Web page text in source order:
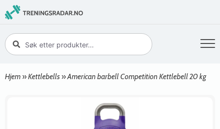
Hjem »Kettlebells »American barbell Competition Kettlebell 20 kg